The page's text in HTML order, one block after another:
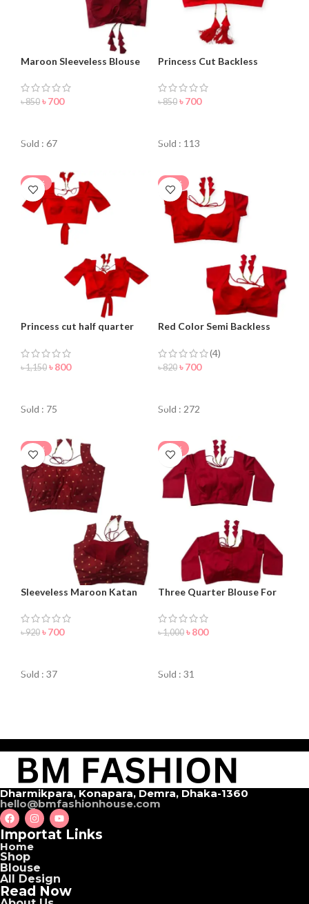
Maroon Sleeveless Blouse
৳850 ৳700
Sold : 67
Princess Cut Backless
৳850 ৳700
Sold : 113
-30%
Princess cut half quarter
৳1,150 ৳800
Sold : 75
-15%
Red Color Semi Backless
(4)
৳820 ৳700
Sold : 272
-24%
Sleeveless Maroon Katan
৳920 ৳700
Sold : 37
-20%
Three Quarter Blouse For
৳1,000 ৳800
Sold : 31
Dharmikpara, Konapara, Demra, Dhaka-1360
hello@bmfashionhouse.com
Importat Links
Home
Shop
Blouse
All Design
Read Now